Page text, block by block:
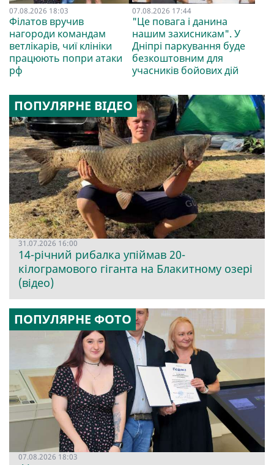
07.08.2026 18:03
Філатов вручив
нагороди командам
ветлікарів, чиї клініки
працюють попри атаки
рф
07.08.2026 17:44
"Це повага і данина
нашим захисникам". У
Дніпрі паркування буде
безкоштовним для
учасників бойових дій
ПОПУЛЯРНЕ ВІДЕО
31.07.2026 16:00
14-річний рибалка упіймав 20-
кілограмового гіганта на Блакитному озері
(відео)
ПОПУЛЯРНЕ ФОТО
07.08.2026 18:03